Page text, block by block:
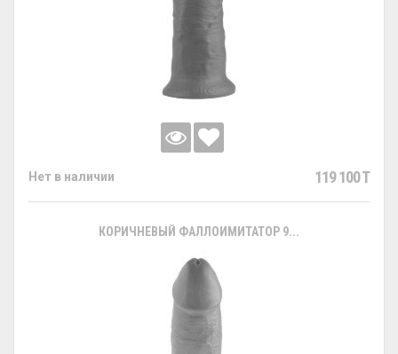
Нет в наличии 119 100 T
КОРИЧНЕВЫЙ ФАЛЛОИМИТАТОР 9...